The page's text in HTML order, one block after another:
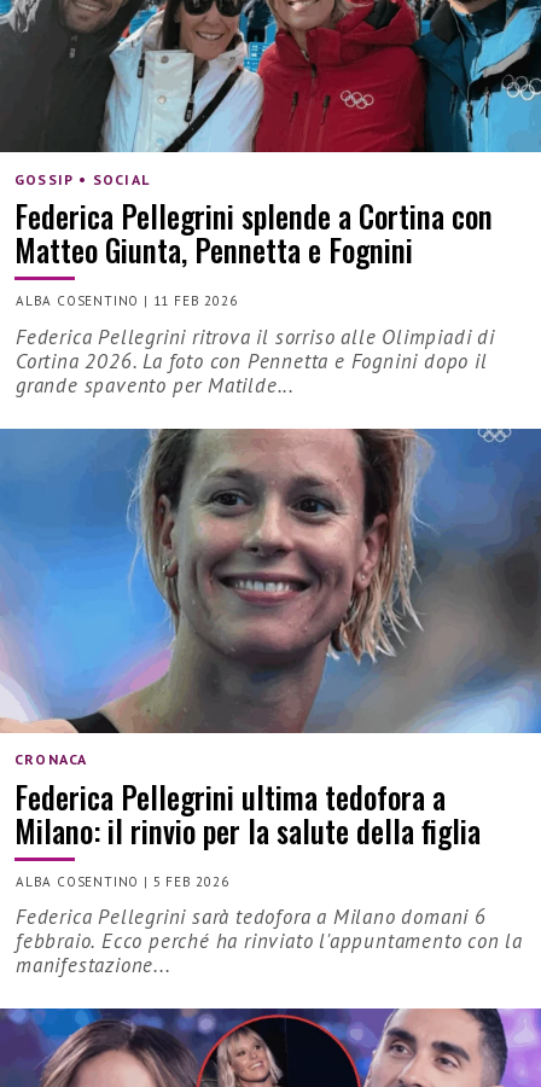
GOSSIP • SOCIAL
Federica Pellegrini splende a Cortina con
Matteo Giunta, Pennetta e Fognini
ALBA COSENTINO | 11 FEB 2026
Federica Pellegrini ritrova il sorriso alle Olimpiadi di
Cortina 2026. La foto con Pennetta e Fognini dopo il
grande spavento per Matilde...
CRONACA
Federica Pellegrini ultima tedofora a
Milano: il rinvio per la salute della figlia
ALBA COSENTINO | 5 FEB 2026
Federica Pellegrini sarà tedofora a Milano domani 6
febbraio. Ecco perché ha rinviato l'appuntamento con la
manifestazione...